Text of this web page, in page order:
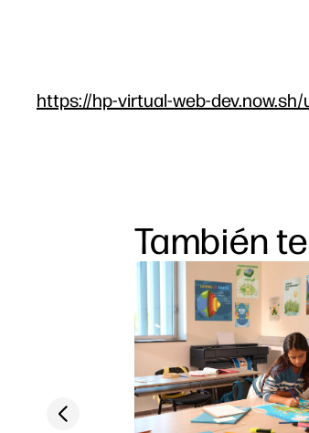
https://hp-virtual-web-
También
Previous slide